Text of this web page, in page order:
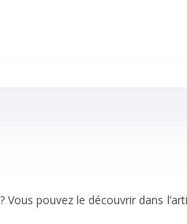
pouvez le découvrir dans